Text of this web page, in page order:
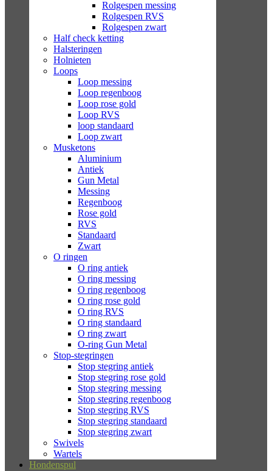
Rolgespen messing
Rolgespen RVS
Rolgespen zwart
Half check ketting
Halsteringen
Holnieten
Loops
Loop messing
Loop regenboog
Loop rose gold
Loop RVS
loop standaard
Loop zwart
Musketons
Aluminium
Antiek
Gun Metal
Messing
Regenboog
Rose gold
RVS
Standaard
Zwart
O ringen
O ring antiek
O ring messing
O ring regenboog
O ring rose gold
O ring RVS
O ring standaard
O ring zwart
O-ring Gun Metal
Stop-stegringen
Stop stegring antiek
Stop stegring rose gold
Stop stegring messing
Stop stegring regenboog
Stop stegring RVS
Stop stegring standaard
Stop stegring zwart
Swivels
Wartels
Hondenspul